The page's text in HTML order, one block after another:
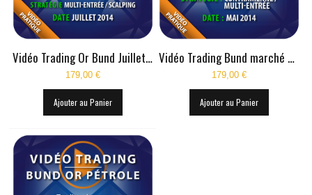
Vidéo Trading Or Bund Juillet 2014
179,00 €
Ajouter au Panier
Vidéo Trading Bund marché haussier Mai 2014
179,00 €
Ajouter au Panier